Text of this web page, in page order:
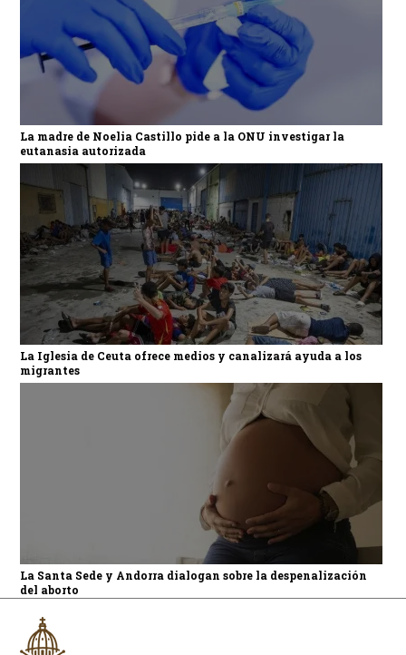
La madre de Noelia Castillo pide a la ONU investigar la
eutanasia autorizada
La Iglesia de Ceuta ofrece medios y canalizará ayuda a los
migrantes
La Santa Sede y Andorra dialogan sobre la despenalización
del aborto